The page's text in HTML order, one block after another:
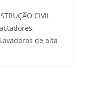
CIVIL
de alta